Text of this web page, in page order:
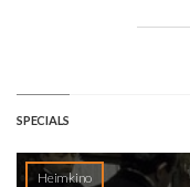
SPECIALS
Heimkino